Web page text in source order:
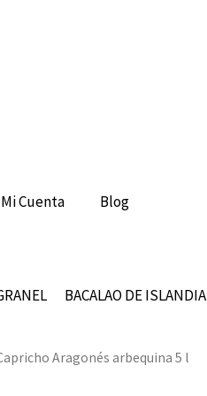
Mi Cuenta Blog
BACALAO DE ISLANDIA
Aragonés arbequina 5 l